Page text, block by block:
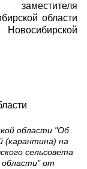
области
области "Об
(карантина) на
сельсовета
области" от